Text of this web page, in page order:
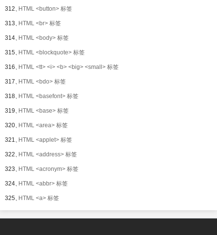
312、HTML <button> 标签
313、HTML <br> 标签
314、HTML <body> 标签
315、HTML <blockquote> 标签
316、HTML <tt> <i> <b> <big> <small> 标签
317、HTML <bdo> 标签
318、HTML <basefont> 标签
319、HTML <base> 标签
320、HTML <area> 标签
321、HTML <applet> 标签
322、HTML <address> 标签
323、HTML <acronym> 标签
324、HTML <abbr> 标签
325、HTML <a> 标签